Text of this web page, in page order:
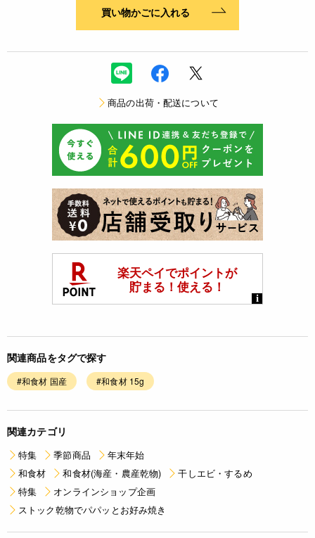
買い物かごに入れる
商品の出荷・配送について
関連商品をタグで探す
#和食材 国産 #和食材 15g
関連カテゴリ
特集 季節商品
年末年始
和食材
和食材(海産・農産乾物)
干しエビ・するめ
特集
オンラインショップ企画
ストック乾物でパパッとお好み焼き